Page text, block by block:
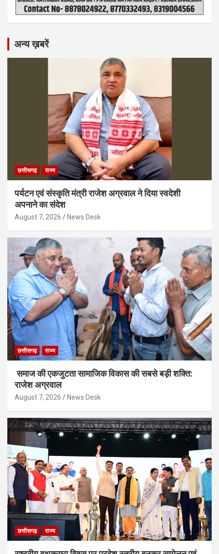
अन्य ख़बरें
छत्तीसगढ़ राज्य
पर्यटन एवं संस्कृति मंत्री राजेश अग्रवाल ने दिया स्वदेशी
अपनाने का संदेश
August 7, 2026 News Desk
छत्तीसगढ़ राज्य
समाज की एकजुटता सामाजिक विकास की सबसे बड़ी शक्ति:
राजेश अग्रवाल
August 7, 2026 News Desk
छत्तीसगढ़ राज्य